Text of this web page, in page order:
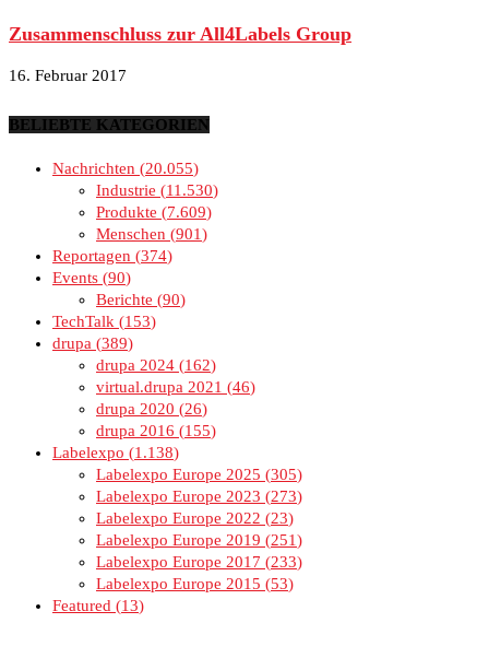
Zusammenschluss zur All4Labels Group
16. Februar 2017
BELIEBTE KATEGORIEN
Nachrichten
20.055
Industrie
11.530
Produkte
7.609
Menschen
901
Reportagen
374
Events 90
Berichte
90
TechTalk
153
drupa
389
drupa 2024
162
virtual.drupa 2021
46
drupa 2020
26
drupa 2016
155
Labelexpo
1.138
Labelexpo Europe 2025
305
Labelexpo Europe 2023
273
Labelexpo Europe 2022
23
Labelexpo Europe 2019
251
Labelexpo Europe 2017
233
Labelexpo Europe 2015
53
Featured
13